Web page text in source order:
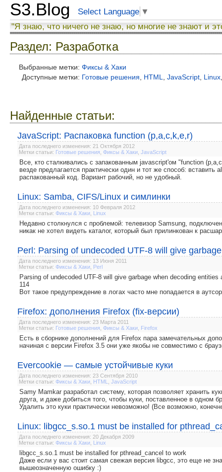
S3.Blog Select Language ▼
"Я знаю, что ничего не знаю, но многие не знают и
Раздел: Разработка
Выбранные метки: Фиксы & Хаки
Доступные метки: Готовые решения HTML JavaScript Linux
Найденные статьи:
JavaScript: Распаковка function (p,a,c,k,e,r)
Дата последнего изменения: 21 Октября 2012
Метки статьи: Готовые решения Фиксы & Хаки JavaScript
Все, кто сталкивались с запакованным javascript'ом "function
везде предлагается практически один и тот же способ: вставить
распакованный код. Вариант рабочий, но не удобный.
Linux: Samba, CIFS/Linux и симлинки
Дата последнего изменения: 10 Февраля 2012
Метки статьи: Фиксы & Хаки Linux
Недавно столкнулся с проблемой: телевизор Samsung,
никак не хотел видеть каталог, который был прилинкован к
Perl: Parsing of undecoded UTF-8 will give
Дата последнего изменения: 13 Июня 2011
Метки статьи: Фиксы & Хаки Perl
Parsing of undecoded UTF-8 will give garbage when decoding
114
Вот такое предупреждение в логах часто мне попадается в
Firefox: дополнения Firefox (fix-версии)
Дата последнего изменения: 23 Марта 2011
Метки статьи: Готовые решения Фиксы & Хаки Firefox
Есть в сборнике дополнений для Firefox пара замечательных
начиная с версии Firefox 3.5 они уже якобы не совместимо с
Evercookie — самые устойчивые куки
Дата последнего изменения: 23 Сентября 2010
Метки статьи: Фиксы & Хаки HTML JavaScript
Samy Mamkar разработал систему, которая позволяет хранить
друга, и даже добиться того, чтобы куки, поставленное в одном
Удалить это куки практически невозможно! (Все возможно,
Linux: libgcc_s.so.1 must be installed for
Дата последнего изменения: 20 Декабря 2009
Метки статьи: Фиксы & Хаки Linux
libgcc_s.so.1 must be installed for pthread_cancel to work
Даже если у вас стоит самая свежая версия libgcc, это еще не
вышеозначенную ошибку :)